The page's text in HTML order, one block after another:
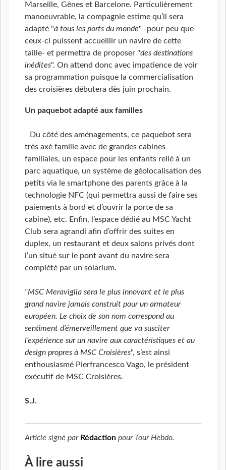
Marseille, Gênes et Barcelone. Particulièrement
manoeuvrable, la compagnie estime qu’il sera
adapté "à tous les ports du monde" -pour peu que
ceux-ci puissent accueillir un navire de cette
taille- et permettra de proposer "des destinations
inédites". On attend donc avec impatience de voir
sa programmation puisque la commercialisation
des croisières débutera dès juin prochain.
Un paquebot adapté aux familles
Du côté des aménagements, ce paquebot sera
très axè famille avec de grandes cabines
familiales, un espace pour les enfants relié à un
parc aquatique, un système de géolocalisation des
petits via le smartphone des parents grâce à la
technologie NFC (qui permettra aussi de faire ses
paiements à bord et d’ouvrir la porte de sa
cabine), etc. Enfin, l’espace dédié au MSC Yacht
Club sera agrandi afin d’offrir des suites en
duplex, un restaurant et deux salons privés dont
l’un situé sur le pont avant du navire sera
complété par un solarium.
"MSC Meraviglia sera le plus innovant et le plus
grand navire jamais construit pour un armateur
européen. Le choix de son nom correspond au
sentiment d’émerveillement que va susciter
l’expérience sur un navire aux caractéristiques et au
design propres à MSC Croisières", s’est ainsi
enthousiasmé Pierfrancesco Vago, le président
exécutif de MSC Croisières.
S.J.
Article signé par Rédaction pour Tour Hebdo.
À lire aussi